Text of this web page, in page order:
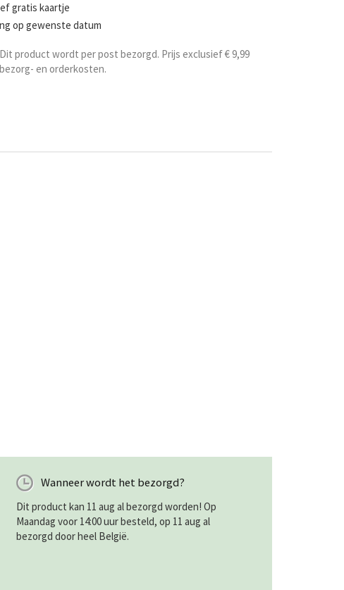
gratis kaartje
op gewenste datum
Dit product wordt per post bezorgd. Prijs exclusief € 9,99
bezorg- en orderkosten.
Wanneer wordt het bezorgd?
Dit product kan 11 aug al bezorgd worden! Op
Maandag voor 14:00 uur besteld, op 11 aug al
bezorgd door heel België.